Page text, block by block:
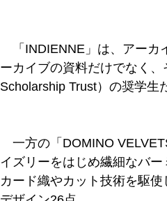
「INDIENNE」は、アーカ
ーカイブの資料だけでなく
Scholarship Trust）の奨学生
一方の「DOMINO
イズリーをはじめ繊細なバ
カード織やカット技術を駆